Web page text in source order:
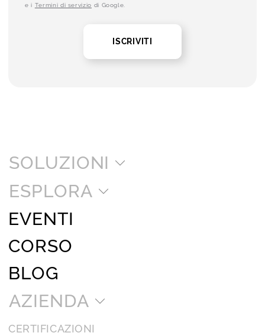
e i Termini di servizio di Google.
ISCRIVITI
SOLUZIONI
ESPLORA
EVENTI
CORSO
BLOG
AZIENDA
CERTIFICAZIONI